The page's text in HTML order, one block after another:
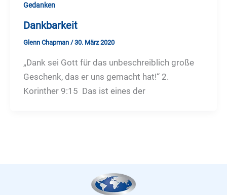
Gedanken
Dankbarkeit
Glenn Chapman /30. März 2020
„Dank sei Gott für das unbeschreiblich große
Geschenk, das er uns gemacht hat!“ 2.
Korinther 9:15 Das ist eines der